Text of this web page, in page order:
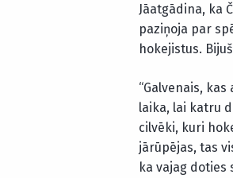
Jāatgādina, ka
paziņoja par
hokejistus.
“Galvenais,
laika, lai katru
cilvēki, kuri
jārūpējas, tas
ka vajag doties